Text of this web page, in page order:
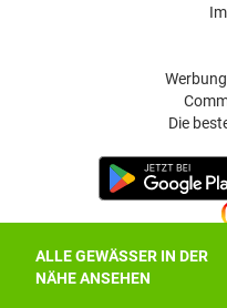
ALLE GEWÄSSER IN DER
NÄHE ANSEHEN
Die